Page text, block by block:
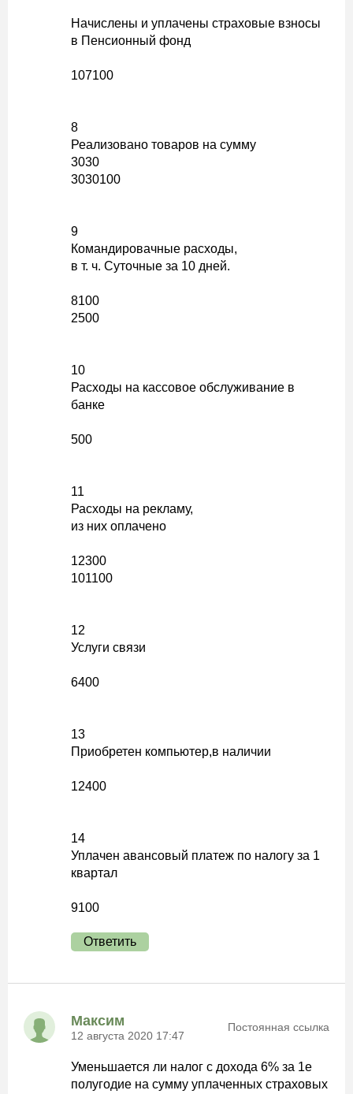
Начислены и уплачены страховые взносы
в Пенсионный фонд
107100
8
Реализовано товаров на сумму
3030
3030100
9
Командировачные расходы,
в т. ч. Суточные за 10 дней.
8100
2500
10
Расходы на кассовое обслуживание в
банке
500
11
Расходы на рекламу,
из них оплачено
12300
101100
12
Услуги связи
6400
13
Приобретен компьютер,в наличии
12400
14
Уплачен авансовый платеж по налогу за 1
квартал
9100
Ответить
Максим
12 августа 2020 17:47
Постоянная ссылка
Уменьшается ли налог с дохода 6% за 1е
полугодие на сумму уплаченных страховых